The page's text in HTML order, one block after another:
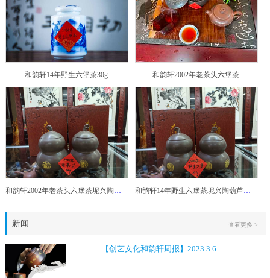
和韵轩14年野生六堡茶30g 和韵轩2002年老茶头六堡茶
和韵轩2002年老茶头六堡茶坭兴陶葫芦茶罐 和韵轩14年野生六堡茶坭兴陶葫芦茶罐
新闻
【创艺文化和韵轩周报】2023.3.6
查看更多 >